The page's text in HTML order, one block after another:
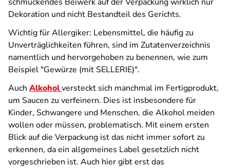
Dekoration und nicht Bestandteil des Gerichts.
Wichtig für Allergiker: Lebensmittel, die häufig zu
Unverträglichkeiten führen, sind im Zutatenverzeichnis
namentlich und hervorgehoben zu benennen, wie zum
Beispiel "Gewürze (mit SELLERIE)".
Auch Alkoholversteckt sich manchmal im Fertigprodukt,
um Saucen zu verfeinern. Dies ist insbesondere für
Kinder, Schwangere und Menschen, die Alkohol meiden
wollen oder müssen, problematisch. Mit einem ersten
Blick auf die Verpackung ist das nicht immer sofort zu
erkennen, da ein allgemeines Label gesetzlich nicht
vorgeschrieben ist. Auch hier gibt erst das